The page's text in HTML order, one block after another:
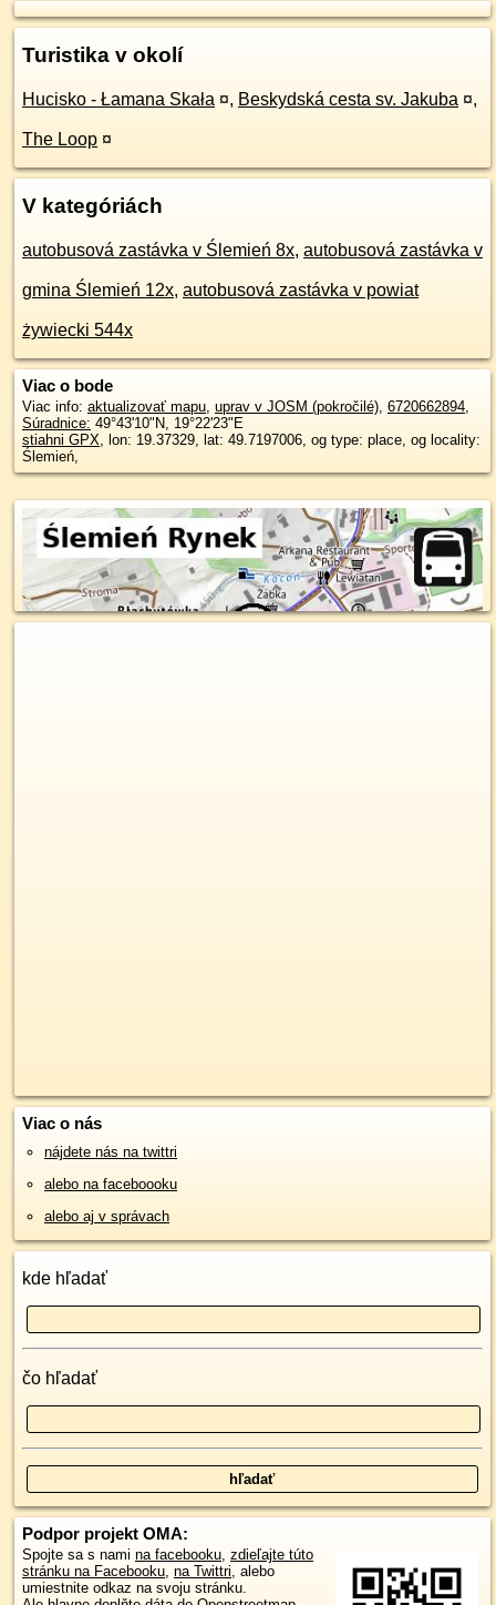
Turistika v okolí
Hucisko - Łamana Skała ¤, Beskydská cesta sv. Jakuba ¤,
The Loop ¤
V kategóriách
autobusová zastávka v Ślemień 8x, autobusová zastávka v
gmina Ślemień 12x, autobusová zastávka v powiat
żywiecki 544x
Viac o bode
Viac info: aktualizovať mapu, uprav v JOSM (pokročilé), 6720662894,
Súradnice: 49°43'10"N, 19°22'23"E
stiahni GPX, lon: 19.37329, lat: 49.7197006, og type: place, og locality:
Ślemień,
Viac o nás
nájdete nás na twittri
alebo na faceboooku
alebo aj v správach
kde hľadať
čo hľadať
Podpor projekt OMA:
Spojte sa s nami na facebooku, zdieľajte túto
stránku na Facebooku, na Twittri, alebo
umiestnite odkaz na svoju stránku.